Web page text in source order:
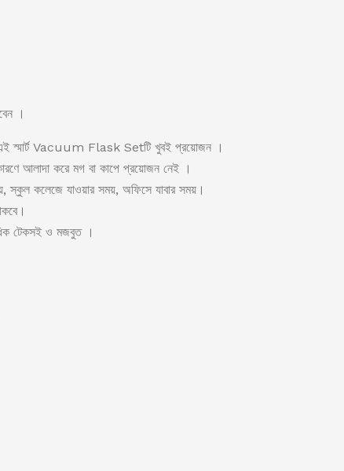
।
এই স্মার্ট Vacuum Flask Setটি খুবই প্রয়োজন ।
আলাদা করে মগ বা কাপে প্রয়োজন নেই ।
স্কুল কলেজে যাওয়ার সময়, অফিসে যাবার সময়।
টেকসই ও মজবুত ।